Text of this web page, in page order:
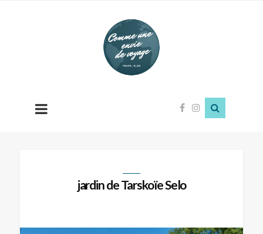
Comme
une
envie
de
jardin de Tarskoïe Selo